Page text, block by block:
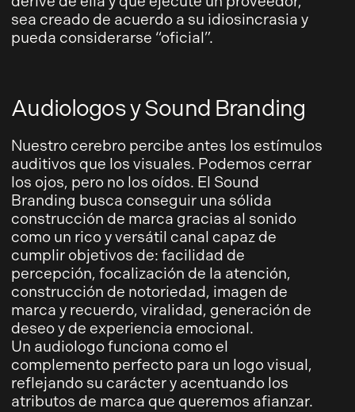
sea creado de acuerdo a su idiosincrasia y
pueda considerarse “oficial”.
Audiologos y Sound Branding
Nuestro cerebro percibe antes los estímulos
auditivos que los visuales. Podemos cerrar
los ojos, pero no los oídos. El Sound
Branding busca conseguir una sólida
construcción de marca gracias al sonido
como un rico y versátil canal capaz de
cumplir objetivos de: facilidad de
percepción, focalización de la atención,
construcción de notoriedad, imagen de
marca y recuerdo, viralidad, generación de
deseo y de experiencia emocional.
Un audiologo funciona como el
complemento perfecto para un logo visual,
reflejando su carácter y acentuando los
atributos de marca que queremos afianzar.